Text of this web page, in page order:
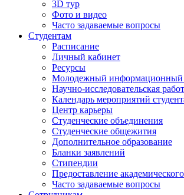
3D тур
Фото и видео
Часто задаваемые вопросы
Студентам
Расписание
Личный кабинет
Ресурсы
Молодежный информационный
Научно-исследовательская
Календарь мероприятий
Центр карьеры
Студенческие объединения
Студенческие общежития
Дополнительное образование
Бланки заявлений
Стипендии
Предоставление
Часто задаваемые вопросы